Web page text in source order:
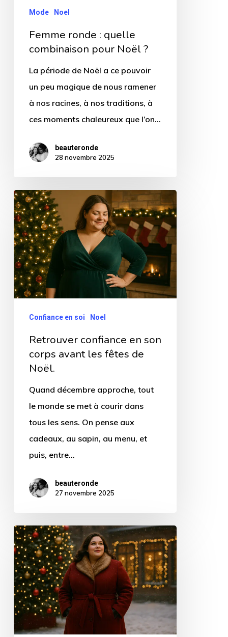
Mode Noel
Femme ronde : quelle
combinaison pour Noël ?
La période de Noël a ce pouvoir
un peu magique de nous ramener
à nos racines, à nos traditions, à
ces moments chaleureux que l’on…
beauteronde
28 novembre 2025
Retrouver
confiance
en
son
corps
avant
les
Noël.
Confiance en soi Noel
Retrouver confiance en son
corps avant les fêtes de
Noël.
Quand décembre approche, tout
le monde se met à courir dans
tous les sens. On pense aux
cadeaux, au sapin, au menu, et
puis, entre…
beauteronde
27 novembre 2025
Manteau
de
fête
grande
taille
:
chaleur